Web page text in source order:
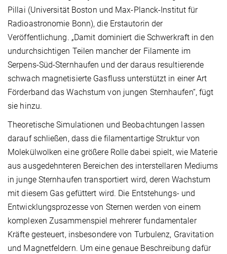
Pillai (Universität Boston und Max-Planck-Institut für
Radioastronomie Bonn), die Erstautorin der
Veröffentlichung. „Damit dominiert die Schwerkraft in den
undurchsichtigen Teilen mancher der Filamente im
Serpens-Süd-Sternhaufen und der daraus resultierende
schwach magnetisierte Gasfluss unterstützt in einer Art
Förderband das Wachstum von jungen Sternhaufen“, fügt
sie hinzu.
Theoretische Simulationen und Beobachtungen lassen
darauf schließen, dass die filamentartige Struktur von
Molekülwolken eine größere Rolle dabei spielt, wie Materie
aus ausgedehnteren Bereichen des interstellaren Mediums
in junge Sternhaufen transportiert wird, deren Wachstum
mit diesem Gas gefüttert wird. Die Entstehungs- und
Entwicklungsprozesse von Sternen werden von einem
komplexen Zusammenspiel mehrerer fundamentaler
Kräfte gesteuert, insbesondere von Turbulenz, Gravitation
und Magnetfeldern. Um eine genaue Beschreibung dafür